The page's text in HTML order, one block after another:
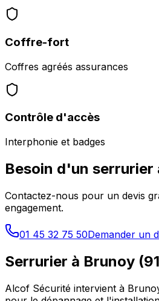
Coffre-fort
Coffres agréés assurances
Contrôle d'accès
Interphonie et badges
Besoin d'un serrurier
Contactez-nous pour un devis
engagement.
01 45 32 75 50Demander un
Serrurier à Brunoy (
Alcof Sécurité intervient à